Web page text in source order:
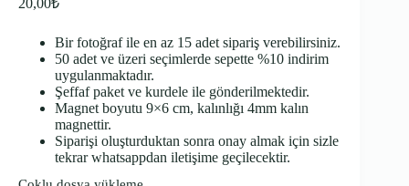
Bir fotoğraf ile en az 15 adet sipariş verebilirsiniz.
50 adet ve üzeri seçimlerde sepette %10 indirim
uygulanmaktadır.
Şeffaf paket ve kurdele ile gönderilmektedir.
Magnet boyutu 9×6 cm, kalınlığı 4mm kalın
magnettir.
Siparişi oluşturduktan sonra onay almak için sizle
tekrar whatsappdan iletişime geçilecektir.